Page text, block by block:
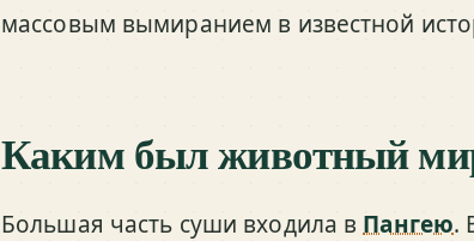
массовым вымиранием в известной
Каким был животный
Большая часть суши входила в Пангею.